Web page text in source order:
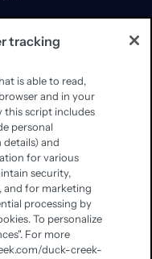
tracking
is able to read,
and in your
this script includes
personal
details) and
for various
security,
and for marketing
processing by
To personalize
For more
duck-creek-